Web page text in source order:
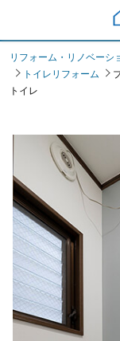
リフォーム・リノベーシ
トイレリフォーム
トイレ